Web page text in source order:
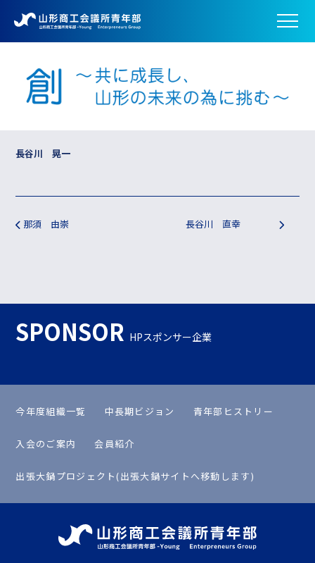
長谷川 晃一
投稿ナビゲーション
那須 由崇 長谷川 直幸
SPONSOR HPスポンサー企業
今年度組織一覧 中長期ビジョン 青年部ヒストリー
入会のご案内 会員紹介
出張大鍋プロジェクト(出張大鍋サイトへ移動します)